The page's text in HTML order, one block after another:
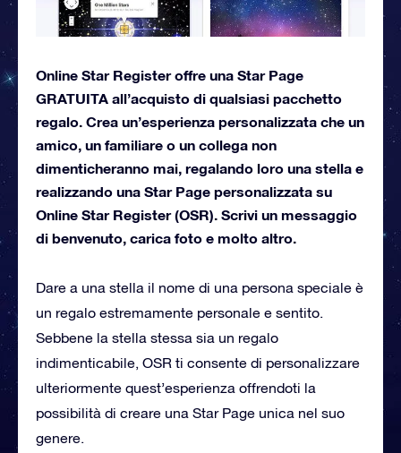
Online Star Register offre una Star Page
GRATUITA all’acquisto di qualsiasi pacchetto
regalo. Crea un’esperienza personalizzata che un
amico, un familiare o un collega non
dimenticheranno mai, regalando loro una stella e
realizzando una Star Page personalizzata su
Online Star Register (OSR). Scrivi un messaggio
di benvenuto, carica foto e molto altro.
Dare a una stella il nome di una persona speciale è
un regalo estremamente personale e sentito.
Sebbene la stella stessa sia un regalo
indimenticabile, OSR ti consente di personalizzare
ulteriormente quest’esperienza offrendoti la
possibilità di creare una Star Page unica nel suo
genere.